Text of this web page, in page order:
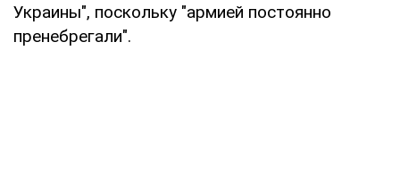
Украины", поскольку "армией постоянно
пренебрегали".